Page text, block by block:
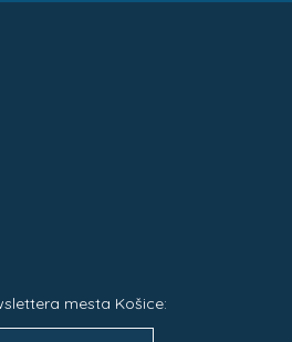
mesta Košice: